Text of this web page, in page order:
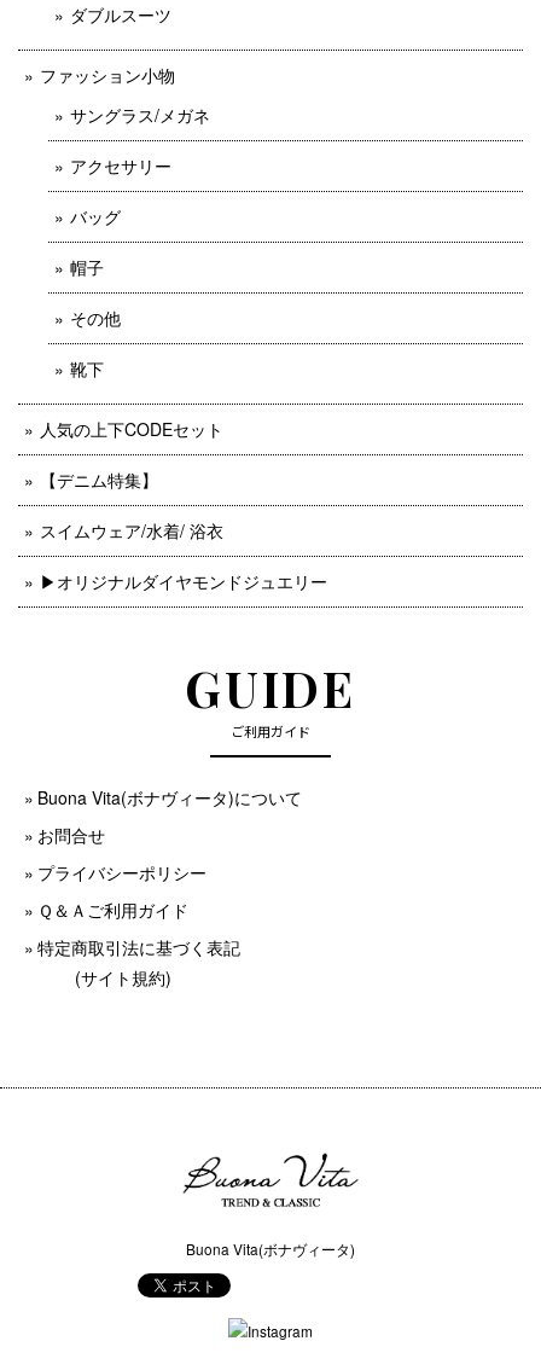
ダブルスーツ
ファッション小物
サングラス/メガネ
アクセサリー
バッグ
帽子
その他
靴下
人気の上下CODEセット
【デニム特集】
スイムウェア/水着/ 浴衣
▶︎オリジナルダイヤモンドジュエリー
GUIDE
ご利用ガイド
Buona Vita(ボナヴィータ)について
お問合せ
プライバシーポリシー
Ｑ＆Ａご利用ガイド
特定商取引法に基づく表記
(サイト規約)
Buona Vita(ボナヴィータ)